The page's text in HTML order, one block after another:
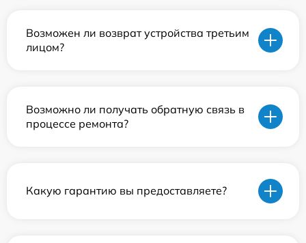
Возможен ли возврат устройства третьим
лицом?
Возможно ли получать обратную связь в
процессе ремонта?
Какую гарантию вы предоставляете?